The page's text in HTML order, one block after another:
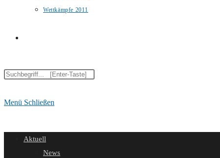
Wettkämpfe 2011
Suche
Diese
durchsuchen
Menü Schließen
Aktuell
News